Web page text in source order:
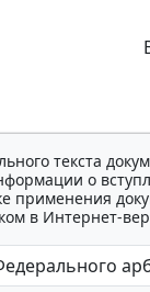
текста
о
применения
в Интернет-